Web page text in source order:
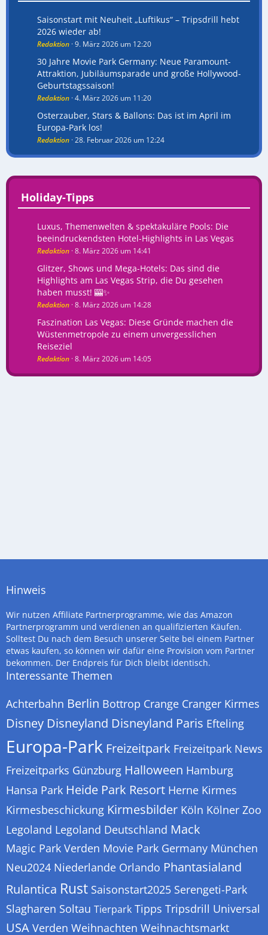
Saisonstart mit Neuheit „Luftikus“ – Tripsdrill hebt
2026 wieder ab!
Redaktion 9. März 2026 um 12:20
30 Jahre Movie Park Germany: Neue Paramount-
Attraktion, Jubiläumsparade und große Hollywood-
Geburtstagssaison!
Redaktion 4. März 2026 um 11:20
Osterzauber, Stars & Ballons: Das ist im April im
Europa-Park los!
Redaktion 28. Februar 2026 um 12:24
Holiday-Tipps
Luxus, Themenwelten & spektakuläre Pools: Die
beeindruckendsten Hotel-Highlights in Las Vegas
Redaktion 8. März 2026 um 14:41
Glitzer, Shows und Mega-Hotels: Das sind die
Highlights am Las Vegas Strip, die Du gesehen
haben musst! 🎰✨
Redaktion 8. März 2026 um 14:28
Faszination Las Vegas: Diese Gründe machen die
Wüstenmetropole zu einem unvergesslichen
Reiseziel
Redaktion 8. März 2026 um 14:05
Hinweis
Wir nutzen Affiliate Partnerprogramme, wie das Amazon
Partnerprogramm und verdienen an qualifizierten Käufen.
Solltest Du nach dem Besuch unserer Seite bei einem Partner
etwas kaufen, so können wir dafür eine Provision vom Partner
bekommen. Der Endpreis für Dich bleibt identisch.
Interessante Themen
Achterbahn Berlin Bottrop Crange Cranger Kirmes
Disney Disneyland Disneyland Paris Efteling
Europa-Park Freizeitpark Freizeitpark News
Freizeitparks Günzburg Halloween Hamburg
Hansa Park Heide Park Resort Herne Kirmes
Kirmesbeschickung Kirmesbilder Köln Kölner Zoo
Legoland Legoland Deutschland Mack
Magic Park Verden Movie Park Germany München
Neu2024 Niederlande Orlando Phantasialand
Rulantica Rust Saisonstart2025 Serengeti-Park
Slagharen Soltau Tierpark Tipps Tripsdrill Universal
USA Verden Weihnachten Weihnachtsmarkt